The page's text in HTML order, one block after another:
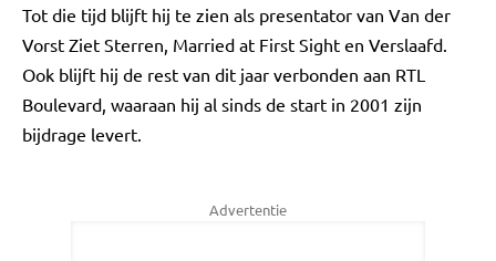
Tot die tijd blijft hij te zien als presentator van Van der
Vorst Ziet Sterren, Married at First Sight en Verslaafd.
Ook blijft hij de rest van dit jaar verbonden aan RTL
Boulevard, waaraan hij al sinds de start in 2001 zijn
bijdrage levert.
Advertentie